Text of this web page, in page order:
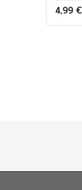
0
of
4,99 €